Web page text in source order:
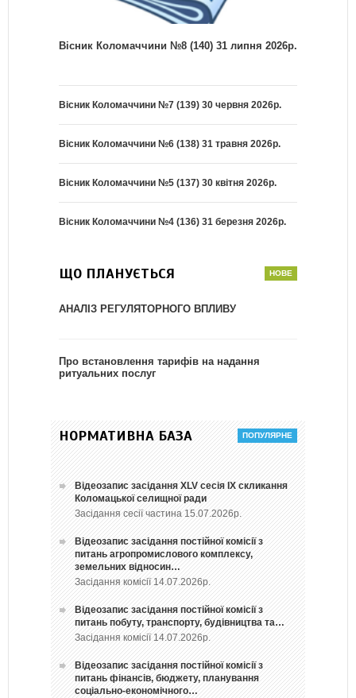
Вісник Коломаччини №8 (140) 31 липня 2026р.
Вісник Коломаччини №7 (139) 30 червня 2026р.
Вісник Коломаччини №6 (138) 31 травня 2026р.
Вісник Коломаччини №5 (137) 30 квітня 2026р.
Вісник Коломаччини №4 (136) 31 березня 2026р.
ЩО ПЛАНУЄТЬСЯ
АНАЛІЗ РЕГУЛЯТОРНОГО ВПЛИВУ
Про встановлення тарифів на надання
ритуальних послуг
НОРМАТИВНА БАЗА
Відеозапис засідання ХLV сесія ІХ скликання
Коломацької селищної ради
Засідання сесії частина 15.07.2026р.
Відеозапис засідання постійної комісії з
питань агропромислового комплексу,
земельних відносин…
Засідання комісії 14.07.2026р.
Відеозапис засідання постійної комісії з
питань побуту, транспорту, будівництва та…
Засідання комісії 14.07.2026р.
Відеозапис засідання постійної комісії з
питань фінансів, бюджету, планування
соціально-економічного…